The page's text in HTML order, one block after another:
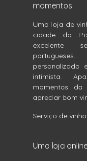
momentos!
Uma loja de
cidade do
excelente
intimista.
momentos
apreciar bom
Serviço de
Uma loja